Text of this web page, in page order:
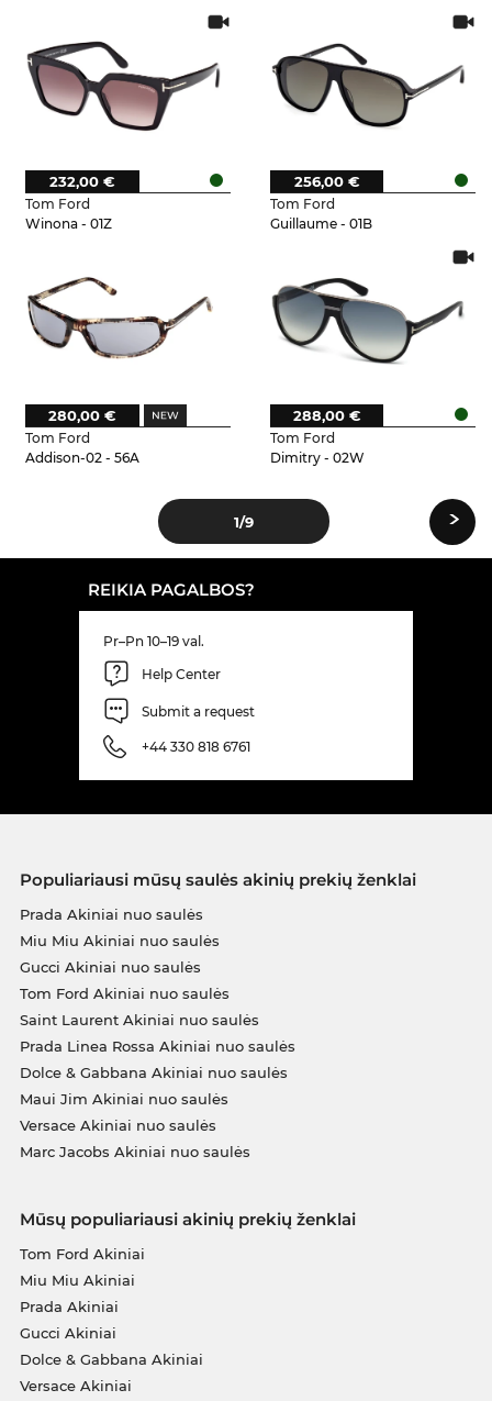
Tom Ford
Winona - 01Z
232,00 €
Tom Ford
Guillaume - 01B
256,00 €
Tom Ford
Addison-02 - 56A
280,00 €
Tom Ford
Dimitry - 02W
288,00 €
1/9 ›
REIKIA PAGALBOS?
Pr–Pn 10–19 val.
Help Center
Submit a request
+44 330 818 6761
Populiariausi mūsų saulės akinių prekių ženklai
Prada Akiniai nuo saulės
Miu Miu Akiniai nuo saulės
Gucci Akiniai nuo saulės
Tom Ford Akiniai nuo saulės
Saint Laurent Akiniai nuo saulės
Prada Linea Rossa Akiniai nuo saulės
Dolce & Gabbana Akiniai nuo saulės
Maui Jim Akiniai nuo saulės
Versace Akiniai nuo saulės
Marc Jacobs Akiniai nuo saulės
Mūsų populiariausi akinių prekių ženklai
Tom Ford Akiniai
Miu Miu Akiniai
Prada Akiniai
Gucci Akiniai
Dolce & Gabbana Akiniai
Versace Akiniai